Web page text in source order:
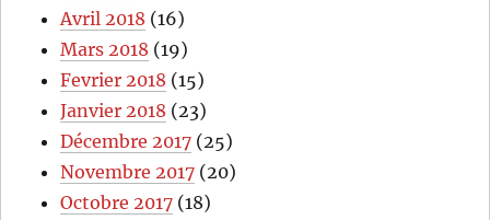
Avril 2018 (16)
Mars 2018 (19)
Fevrier 2018 (15)
Janvier 2018 (23)
Décembre 2017 (25)
Novembre 2017 (20)
Octobre 2017 (18)